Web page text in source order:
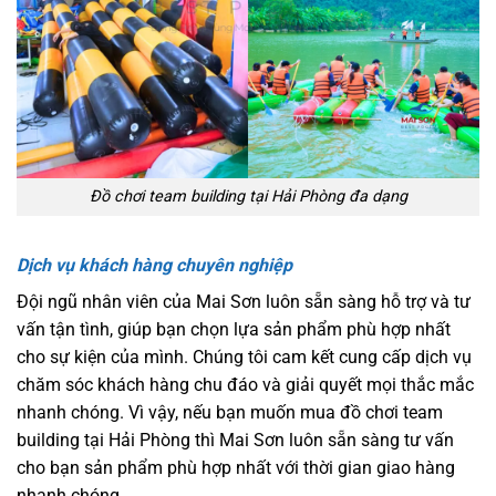
Đồ chơi team building tại Hải Phòng đa dạng
Dịch vụ khách hàng chuyên nghiệp
Đội ngũ nhân viên của Mai Sơn luôn sẵn sàng hỗ trợ và tư
vấn tận tình, giúp bạn chọn lựa sản phẩm phù hợp nhất
cho sự kiện của mình. Chúng tôi cam kết cung cấp dịch vụ
chăm sóc khách hàng chu đáo và giải quyết mọi thắc mắc
nhanh chóng. Vì vậy, nếu bạn muốn mua đồ chơi team
building tại Hải Phòng thì Mai Sơn luôn sẵn sàng tư vấn
cho bạn sản phẩm phù hợp nhất với thời gian giao hàng